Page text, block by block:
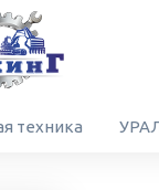
техника